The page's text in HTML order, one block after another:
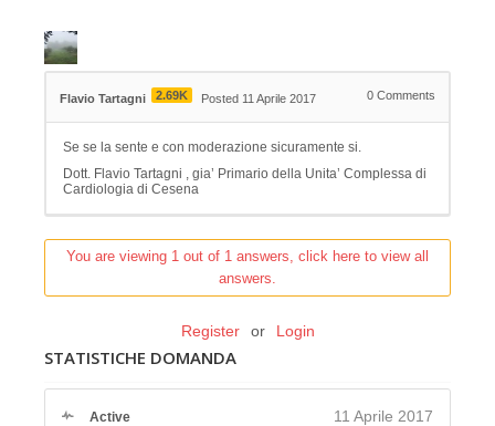
Flavio Tartagni 2.69K Posted 11 Aprile 2017 0 Comments
Se se la sente e con moderazione sicuramente si.
Dott. Flavio Tartagni , gia’ Primario della Unita’ Complessa di
Cardiologia di Cesena
You are viewing 1 out of 1 answers, click here to view all
answers.
Register or Login
STATISTICHE DOMANDA
Active 11 Aprile 2017